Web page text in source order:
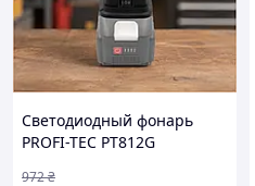
Светодиодный фонарь
PROFI-TEC PT812G
972₴